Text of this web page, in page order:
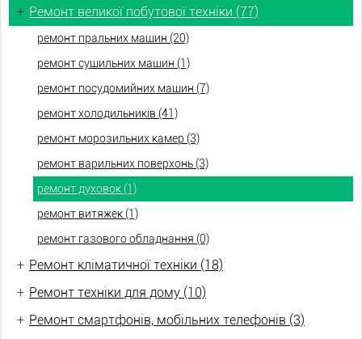
+ Ремонт великої побутової техніки (77)
ремонт пральних машин (20)
ремонт сушильних машин (1)
ремонт посудомийних машин (7)
ремонт холодильників (41)
ремонт морозильних камер (3)
ремонт варильних поверхонь (3)
ремонт духовок (1)
ремонт витяжек (1)
ремонт газового обладнання (0)
+ Ремонт кліматичної техніки (18)
+ Ремонт техніки для дому (10)
+ Ремонт смартфонів, мобільних телефонів (3)